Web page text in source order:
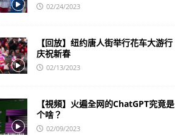
02/24/2023
【回放】纽约唐人街举行花车大游行
庆祝新春
02/13/2023
【視頻】火遍全网的ChatGPT究竟是
个啥？
02/09/2023